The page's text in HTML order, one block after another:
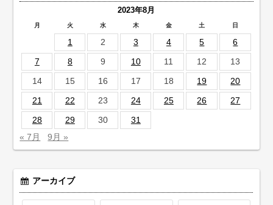
2023年8月
月 火 水 木 金 土 日
1 2 3 4 5
6
7
8 9 10 11 12
13
14
15 16 17 18 19
20
21
22 23 24 25 26
27
28
29 30
31
« 7月
9月 »
アーカイブ